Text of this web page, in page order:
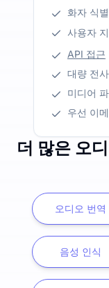
화자 식별
사용자
API 접근
대량 전사
미디어
우선 이
더 많은 오
오디오 번역
음성 인식